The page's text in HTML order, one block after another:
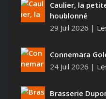
Caulier, la
houblonné
29 Juil 2026 |
Connemara
24 Juil 2026 |
Brasserie